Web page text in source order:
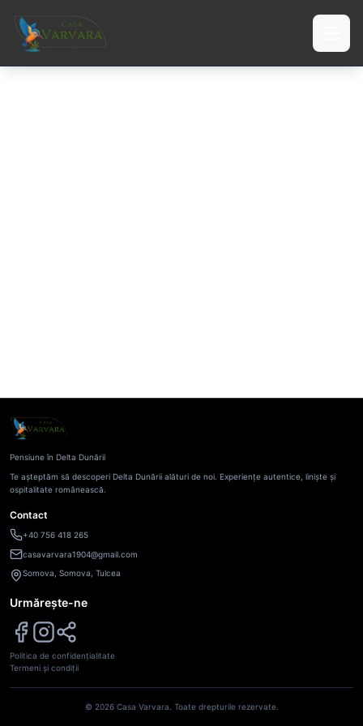
Pensiune în Delta Dunării
Te așteptăm să descoperi Delta Dunării alături de noi. Experiențe autentice, liniște și
ospitalitate românească.
Contact
+40 756 418 265
casavarvara1904@gmail.com
Somova Somova Tulcea
Urmărește-ne
Politica de confidențialitate
Termeni și condiții
© 2026 Casa Varvara. Toate drepturile rezervate.